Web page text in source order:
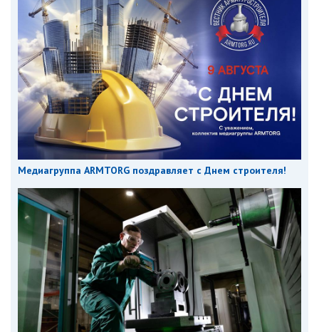
Медиагруппа ARMTORG поздравляет с Днем строителя!